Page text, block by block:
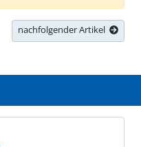
nachfolgender Artikel